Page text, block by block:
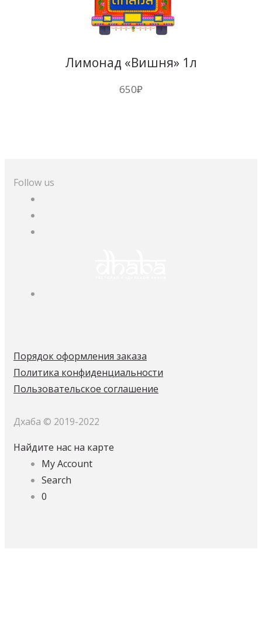
Лимонад «Вишня» 1л
650₽
Follow us
Порядок оформления заказа
Политика конфиденциальности
Пользовательское соглашение
Дхаба © 2019-2022
Найдите нас на карте
My Account
Search
0